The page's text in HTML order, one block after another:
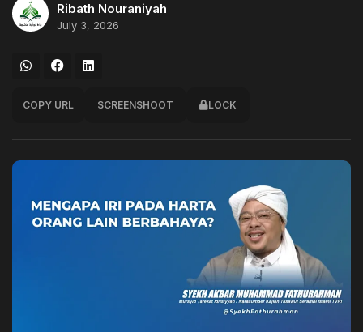
Ribath Nouraniyah
July 3, 2026
COPY URL SCREENSHOOT LOCK